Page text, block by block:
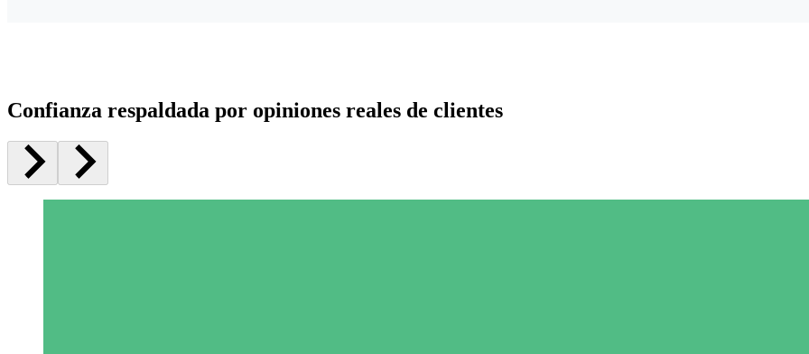
Confianza respaldada por opiniones reales de clientes